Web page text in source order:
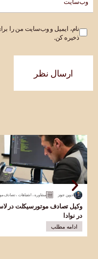
نام، ایمیل و وب‌سایت من را
ذخیره کن.
ارسال نظر
ادوین جونز مشاوره،اشتباهات ،تصادف
وکیل تصادف موتورسیکلت در
در نوادا
ادامه مطلب